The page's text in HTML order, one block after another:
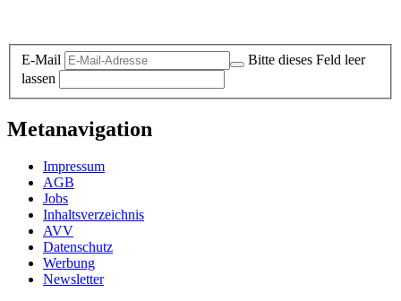
E-Mail
Bitte dieses Feld leer
lassen
Metanavigation
Impressum
AGB
Jobs
Inhaltsverzeichnis
AVV
Datenschutz
Werbung
Newsletter